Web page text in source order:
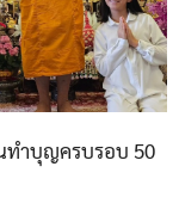
ทำบุญครบรอบ 50